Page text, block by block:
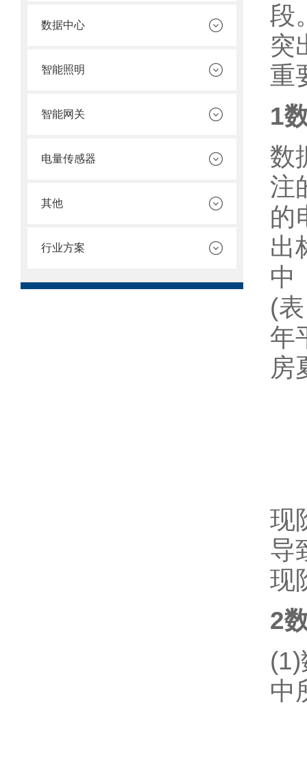
数据中心
智能照明
智能网关
电量传感器
其他
行业方案
段
突
重
1
数
注
的
出
中
(
年
房
现
导
现
2
中